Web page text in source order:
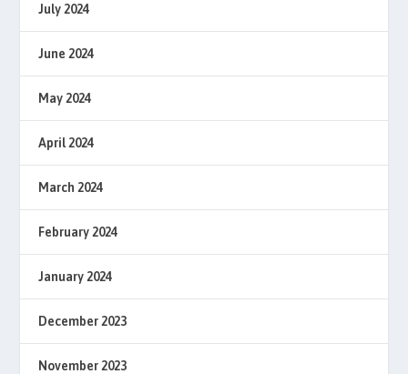
July 2024
June 2024
May 2024
April 2024
March 2024
February 2024
January 2024
December 2023
November 2023